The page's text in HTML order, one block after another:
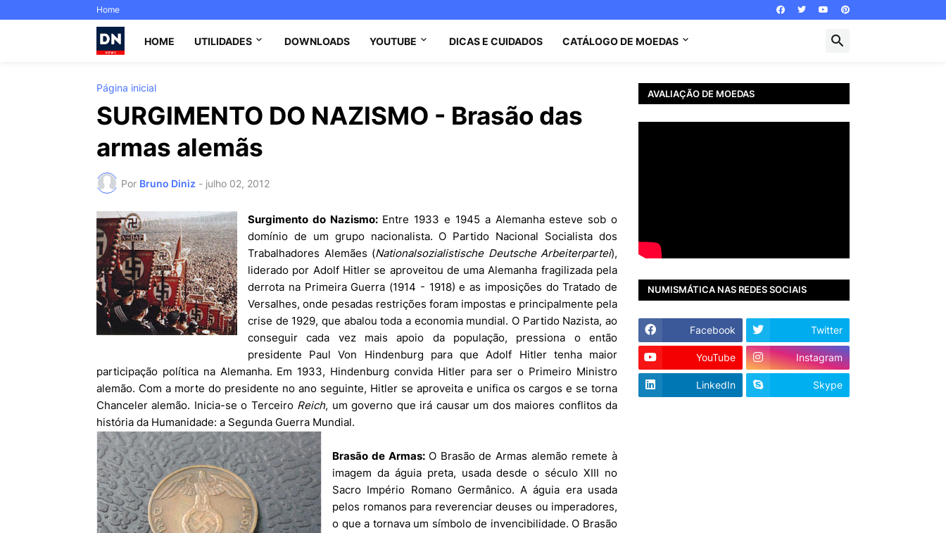
Home
HOME UTILIDADES DOWNLOADS YOUTUBE DICAS E CUIDADOS CATÁLOGO DE MOEDAS
Página inicial
SURGIMENTO DO NAZISMO - Brasão das
armas alemãs
Por Bruno Diniz - julho 02, 2012
Surgimento do Nazismo:Entre 1933 e 1945 a Alemanha esteve sob o
domínio de um grupo nacionalista. O Partido Nacional Socialista dos
Trabalhadores Alemães (Nationalsozialistische Deutsche Arbeiterpartei),
liderado por Adolf Hitler se aproveitou de uma Alemanha fragilizada pela
derrota na Primeira Guerra (1914 - 1918) e as imposições do Tratado de
Versalhes, onde pesadas restrições foram impostas e principalmente pela
crise de 1929, que abalou toda a economia mundial. O Partido Nazista, ao
conseguir cada vez mais apoio da população, pressiona o então
presidente Paul Von Hindenburg para que Adolf Hitler tenha maior
participação política na Alemanha. Em 1933, Hindenburg convida Hitler para ser o Primeiro Ministro
alemão. Com a morte do presidente no ano seguinte, Hitler se aproveita e unifica os cargos e se torna
Chanceler alemão. Inicia-se o Terceiro Reich, um governo que irá causar um dos maiores conflitos da
história da Humanidade: a Segunda Guerra Mundial.
Brasão de Armas: O Brasão de Armas alemão remete à
imagem da águia preta, usada desde o século XIII no
Sacro Império Romano Germânico. A águia era usada
pelos romanos para reverenciar deuses ou imperadores,
o que a tornava um símbolo de invencibilidade. O Brasão
AVALIAÇÃO DE MOEDAS
NUMISMÁTICA NAS REDES SOCIAIS
Facebook Twitter
YouTube Instagram
LinkedIn Skype